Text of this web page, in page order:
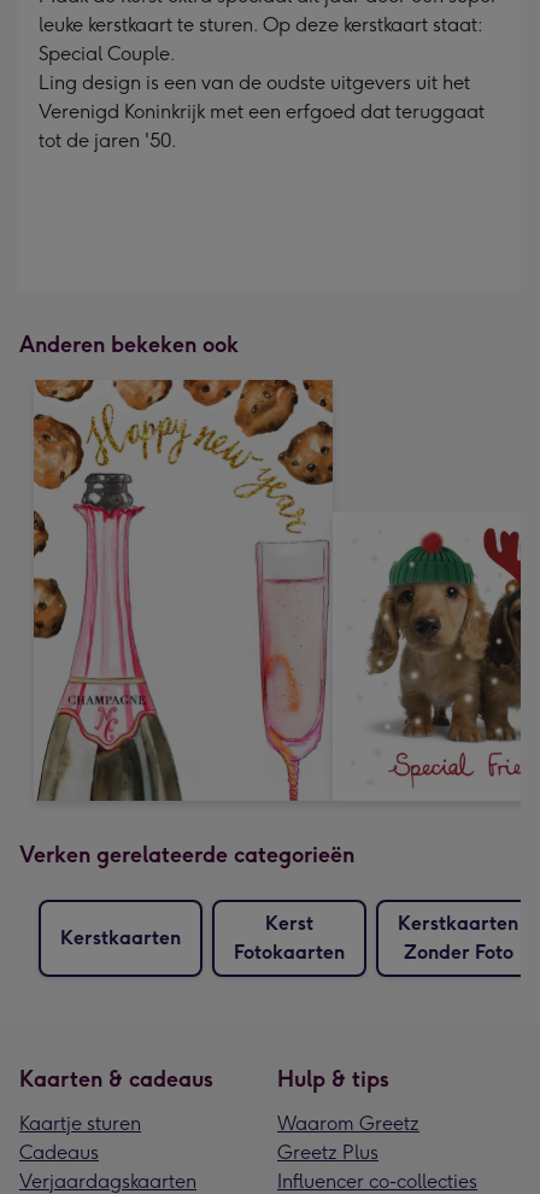
leuke kerstkaart te sturen. Op deze kerstkaart staat:
Special Couple.
Ling design is een van de oudste uitgevers uit het
Verenigd Koninkrijk met een erfgoed dat teruggaat
tot de jaren '50.
Anderen bekeken ook
Verken gerelateerde categorieën
Kerstkaarten
Kerst
Fotokaarten
Kerstkaarten
Zonder Foto
Kaarten & cadeaus
Kaartje sturen
Cadeaus
Verjaardagskaarten
Hulp & tips
Waarom Greetz
Greetz Plus
Influencer co-collecties